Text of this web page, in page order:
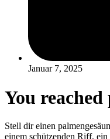
Januar 7, 2025
You
Stell dir einen
einem schützenden Riff,